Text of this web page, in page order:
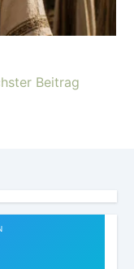
Beitrag